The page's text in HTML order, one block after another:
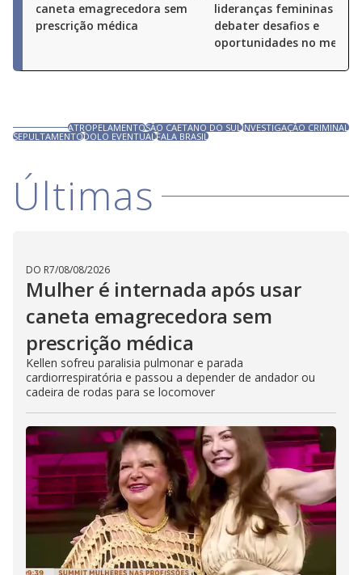
caneta emagrecedora sem
prescrição médica
lideranças femininas para
debater desafios e
oportunidades no
ATROPELAMENTOSÃO CAETANO DO SULINVESTIGAÇÃO CRIMINAL
SEPULTAMENTODOLO EVENTUALFALA BRASIL
Últimas
DO R7/08/08/2026
Mulher é internada após usar
caneta emagrecedora sem
prescrição médica
Kellen sofreu paralisia pulmonar e parada
cardiorrespiratória e passou a depender de andador ou
cadeira de rodas para se locomover